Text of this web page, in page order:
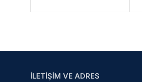
İLETİŞİM VE ADRES